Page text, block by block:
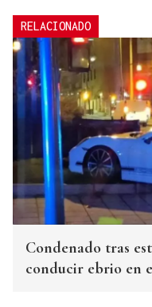
RELACIONADO
Condenado tras
conducir ebrio en